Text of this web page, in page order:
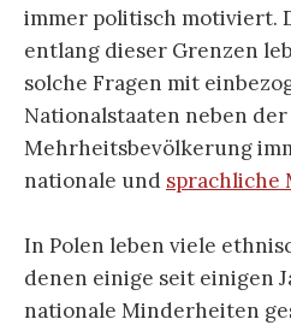
immer politisch motiviert.
entlang dieser Grenzen
solche Fragen mit
Nationalstaaten neben der
Mehrheitsbevölkerung
nationale und sprachliche
In Polen leben viele
denen einige seit einigen
nationale Minderheiten